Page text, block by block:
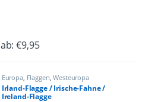
ab:€9,95
Dieses Produkt weist mehrere
Europa, Flaggen,Westeuropa
Irland-Flagge / Irische-Fahne /
Ireland-Flagge